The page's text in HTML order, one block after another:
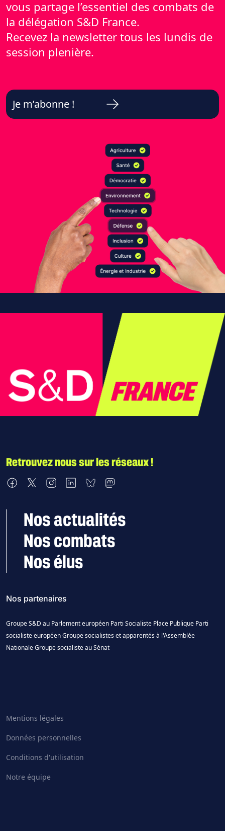
vous partage l’essentiel des combats de
la délégation S&D France.
Recevez la newsletter tous les lundis de
session plenière.
Je m’abonne !
Retrouvez nous sur les réseaux !
Nous retrouver sur Facebook
Nous retrouver sur X
Nous retrouver sur Instagram
Nous retrouver sur LinkedIn
Nous retrouver sur Bluesky
Nous retrouver sur Mastodon
Nos actualités
Nos combats
Nos élus
Nos partenaires
Groupe S&D au Parlement européen Parti Socialiste Place Publique Parti
socialiste européenGroupe socialistes et apparentés à l'Assemblée
NationaleGroupe socialiste au Sénat
Mentions légales
Données personnelles
Conditions d'utilisation
Notre équipe